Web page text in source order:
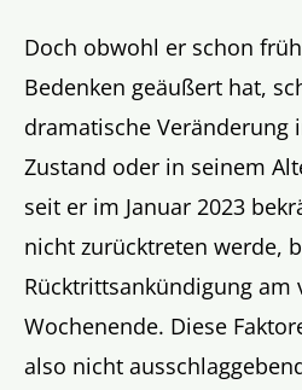
Doch obwohl er schon
Bedenken geäußert hat,
dramatische Veränderung
Zustand oder in seinem
seit er im Januar 2023
nicht zurücktreten werde,
Rücktrittsankündigung am
Wochenende. Diese
also nicht